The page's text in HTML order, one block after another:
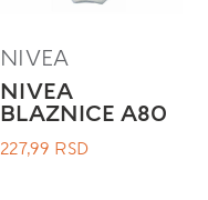
NIVEA
NIVEA
BLAZNICE A80
227,99 RSD